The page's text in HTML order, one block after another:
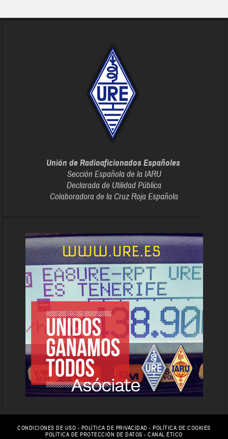
Unión de Radioaficionados Españoles
Sección Española de la IARU
Declarada de Utilidad Pública
Colaboradora de la Cruz Roja Española
CONDICIONES DE USO - POLÍTICA DE PRIVACIDAD -POLÍTICA DE COOKIES
POLÍTICA DE PROTECCIÓN DE DATOS -CANAL ÉTICO